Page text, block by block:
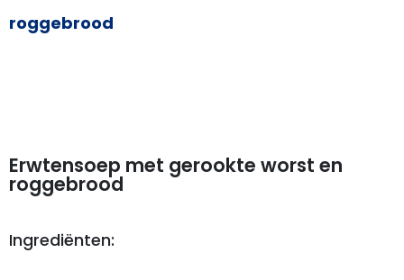
roggebrood
Erwtensoep met gerookte worst en
roggebrood
Ingrediënten: